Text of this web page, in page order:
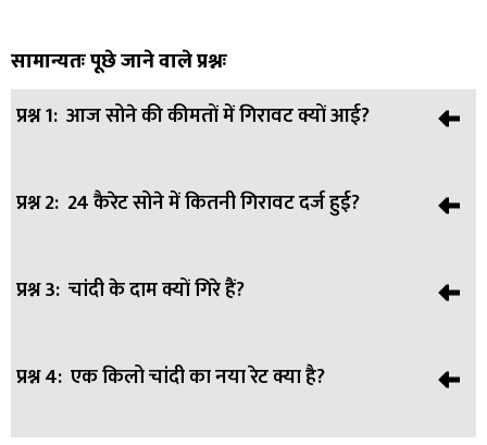
सामान्यतः पूछे जाने वाले प्रश्नः
प्रश्न 1: आज सोने की कीमतों में गिरावट क्यों आई?
उत्तर: कच्चे तेल की कीमतों में गिरावट, डॉलर में कमजोरी और बॉन्ड
प्रश्न 2: 24 कैरेट सोने में कितनी गिरावट दर्ज हुई?
उत्तर: आज 24 कैरेट सोने में करीब ₹4,300 प्रति 10 ग्राम की गिरावट
प्रश्न 3: चांदी के दाम क्यों गिरे हैं?
उत्तर: औद्योगिक मांग में कमी आने के कारण चांदी पर दबाव बढ़ा और
प्रश्न 4: एक किलो चांदी का नया रेट क्या है?